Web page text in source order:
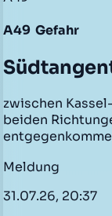
A49 Gefahr
zwischen
beiden
Meldung
31.07.26, 20:37